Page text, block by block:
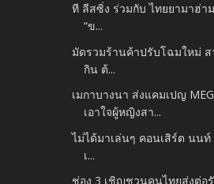
ที ลีสซิ่ง ร่วมกับ ไทยยามาฮ่า
“ข...
มัดรวมร้านค้าปรับโฉมใหม่
กิน ต้...
เมกาบางนา ส่งแคมเปญ
เอาใจผู้หญิงสา...
ไม่ได้มาเล่นๆ คอนเสิร์ต นน
เ...
ช่อง 3 เชิญชวนคนไทยส่งต่อ